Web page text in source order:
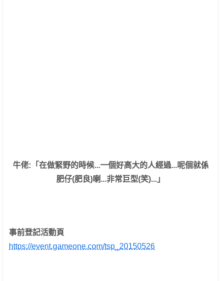
牛佬:「在做緊野的時候...一個好高大的人經過...呢個就係
肥仔(肥良)喇...非常巨型(笑)...」
事前登記活動頁
https://event.gameone.com/tsp_20150526